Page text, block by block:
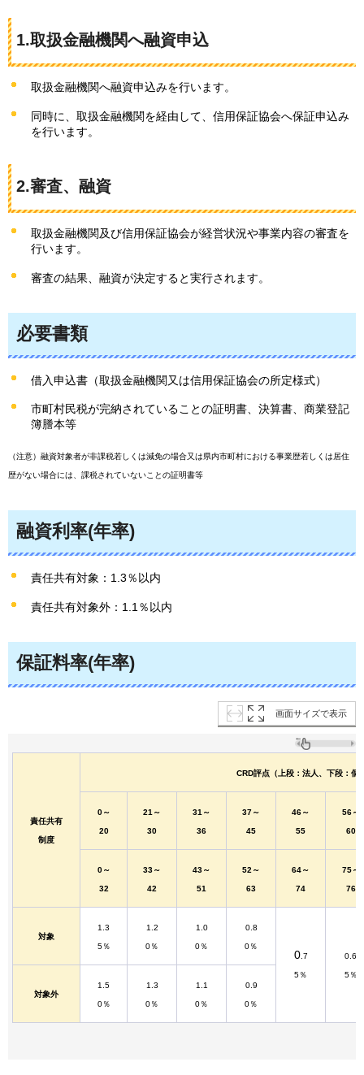
1.取扱金融機関へ融資申込
取扱金融機関へ融資申込みを行います。
同時に、取扱金融機関を経由して、信用保証協会へ保証申込み
を行います。
2.審査、融資
取扱金融機関及び信用保証協会が経営状況や事業内容の審査を
行います。
審査の結果、融資が決定すると実行されます。
必要書類
借入申込書（取扱金融機関又は信用保証協会の所定様式）
市町村民税が完納されていることの証明書、決算書、商業登記
簿謄本等
（注意）融資対象者が非課税若しくは減免の場合又は県内市町村における事業歴若しくは居住
歴がない場合には、課税されていないことの証明書等
融資利率(年率)
責任共有対象：1.3％以内
責任共有対象外：1.1％以内
保証料率(年率)
画面サイズで表示
責任共有
制度
CRD評点（上段：法人、下段：個
0～
20
21～
30
31～
36
37～
45
46～
55
56～
60
0～
32
33～
42
43～
51
52～
63
64～
74
75～
76
対象
1.3
5％
1.2
0％
1.0
0％
0.8
0％
0.7
5％
0.6
5％
対象外
1.5
0％
1.3
0％
1.1
0％
0.9
0％